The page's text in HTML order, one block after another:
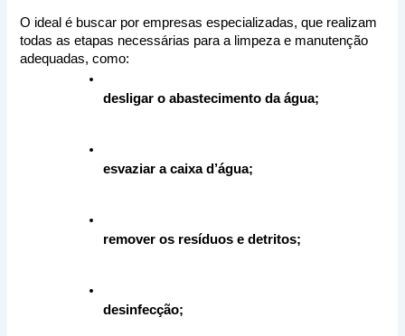
O ideal é buscar por empresas especializadas, que realizam
todas as etapas necessárias para a limpeza e manutenção
adequadas, como:
desligar o abastecimento da água;
esvaziar a caixa d’água;
remover os resíduos e detritos;
desinfecção;